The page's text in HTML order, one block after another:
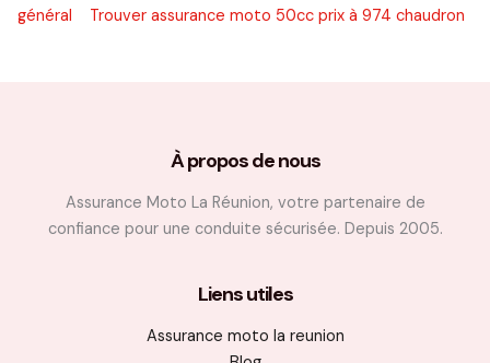
général
Trouver assurance moto 50cc prix à 974 chaudron
À propos de nous
Assurance Moto La Réunion, votre partenaire de
confiance pour une conduite sécurisée. Depuis 2005.
Liens utiles
Assurance moto la reunion